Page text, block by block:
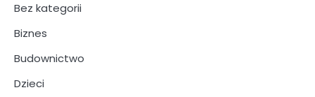
Bez kategorii
Biznes
Budownictwo
Dzieci